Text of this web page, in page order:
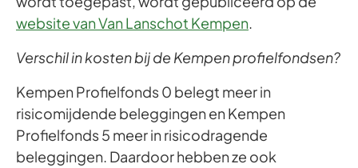
website van Van Lanschot Kempen.
Verschil in kosten bij de Kempen profielfondsen?
Kempen Profielfonds 0 belegt meer in
risicomijdende beleggingen en Kempen
Profielfonds 5 meer in risicodragende
beleggingen. Daardoor hebben ze ook